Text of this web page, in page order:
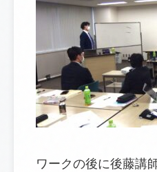
ワークの後に後藤講